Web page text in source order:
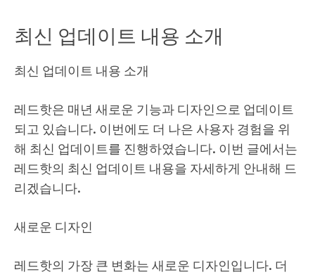
최신 업데이트 내용 소개
최신 업데이트 내용 소개
레드핫은 매년 새로운 기능과 디자인으로 업데이트
되고 있습니다. 이번에도 더 나은 사용자 경험을 위
해 최신 업데이트를 진행하였습니다. 이번 글에서는
레드핫의 최신 업데이트 내용을 자세하게 안내해 드
리겠습니다.
새로운 디자인
레드핫의 가장 큰 변화는 새로운 디자인입니다. 더